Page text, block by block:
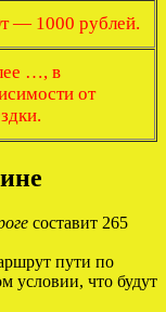
— 1000 рублей.
…, в
от
составит 265
пути по
условии, что будут